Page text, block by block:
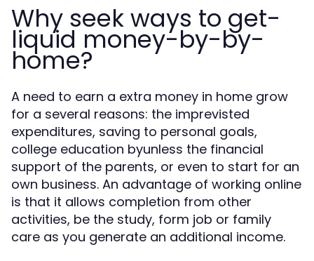
Why seek ways to get-
liquid money-by-by-
home?
A need to earn a extra money in home grow
for a several reasons: the imprevisted
expenditures, saving to personal goals,
college education byunless the financial
support of the parents, or even to start for an
own business. An advantage of working online
is that it allows completion from other
activities, be the study, form job or family
care as you generate an additional income.